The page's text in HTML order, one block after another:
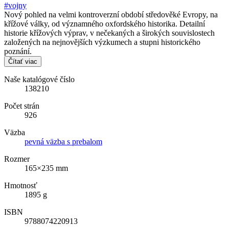
#vojny
Nový pohled na velmi kontroverzní období středověké Evropy, na
křížové války, od významného oxfordského historika. Detailní
historie křížových výprav, v nečekaných a širokých souvislostech
založených na nejnovějších výzkumech a stupni historického
poznání.
Čítať viac
Naše katalógové číslo
138210
Počet strán
926
Väzba
pevná väzba s prebalom
Rozmer
165×235 mm
Hmotnosť
1895 g
ISBN
9788074220913